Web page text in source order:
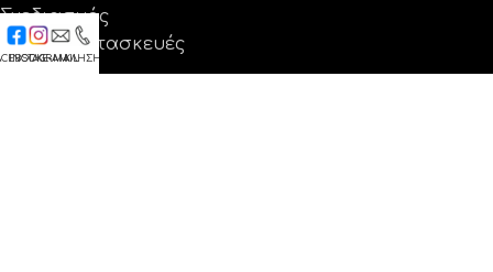
Σχεδιασμός
Ειδικές κατασκευές
INSTAGRAM
E-MAILΚΛΗΣΗ